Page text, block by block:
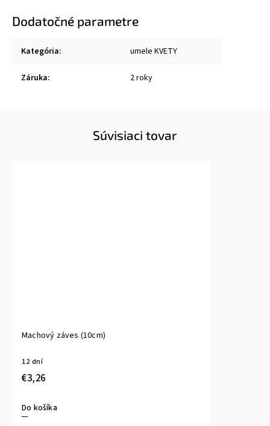
Dodatočné parametre
Kategória: umele KVETY
Záruka: 2 roky
Súvisiaci tovar
Machový záves (10cm)
12 dní
€3,26
Do košíka